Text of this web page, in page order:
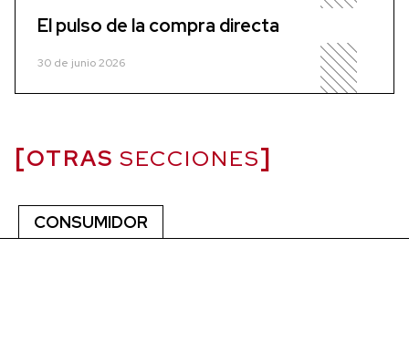
El pulso de la compra directa
30 de junio 2026
OTRAS SECCIONES
CONSUMIDOR